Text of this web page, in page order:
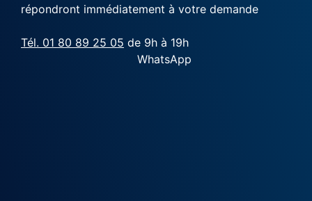
répondront immédiatement à votre demande
Tél. 01 80 89 25 05 de 9h à 19h
WhatsApp